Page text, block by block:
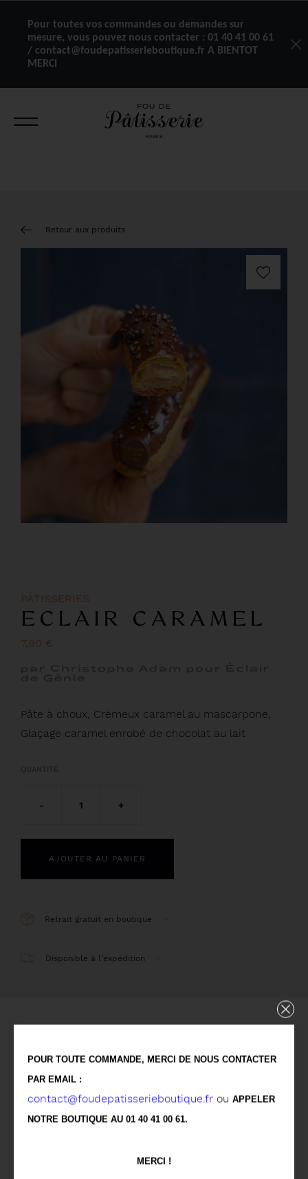
Pour toutes vos commandes ou demandes sur
mesure, vous pouvez nous contacter : 01 40 41 00 61
/ contact@foudepatisserieboutique.fr A BIENTOT
MERCI
POUR TOUTE COMMANDE, MERCI DE NOUS CONTACTER
PAR EMAIL :
contact@foudepatisserieboutique.fr ou APPELER
NOTRE BOUTIQUE AU 01 40 41 00 61.
MERCI !
Retour aux produits
PÂTISSERIES
ECLAIR CARAMEL
7,90 €
Pâte à choux, Crémeux caramel au mascarpone,
Glaçage caramel enrobé de chocolat au lait
- 1 +
AJOUTER AU PANIER
Retrait gratuit en boutique
Disponible à l’expédition
Pâte à choux, Crémeux caramel au mascarpone,
Glaçage caramel enrobé de chocolat au lait